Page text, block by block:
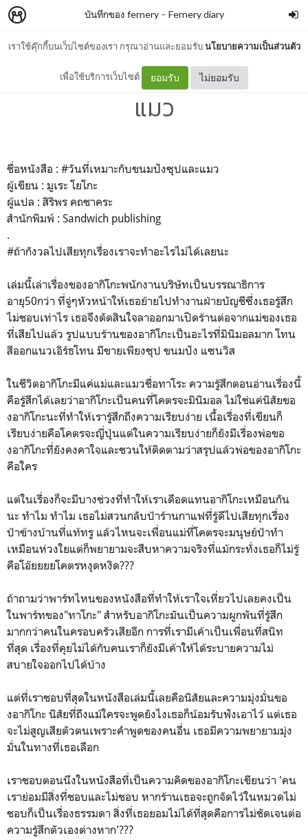
เราใช้คุ๊กกี้บนเว็บไซต์ของเรา กรุณาอ่านและยอมรับนโยบายความเป็นส่วนตัว
เพื่อใช้บริการเว็บไซต์ ยอมรับ ไม่ยอมรับ
บันทึกของ fernery– Fernery diary
วันที่เหมาะกับขนมปังซุปและ
แมว
ชื่อหนังสือ : #วันที่เหมาะกับขนมปังซุปและแมว
ผู้เขียน : มูเระ โยโกะ
ผู้แปล : สิริพร คถชาคระ
สำนักพิมพ์ : Sandwich publishing
.
#ถ้ากังวลไปเสียทุกเรื่องเราจะทำอะไรไม่ได้เลยนะ
เล่มนี้เล่าเรื่องของอากิโกะพนักงานบริษัทเป็นบรรณาธิการ
อายุ50กว่า ที่จู่ๆหัวหน้าให้เธอย้ายไปทำงานฝ่ายบัญชีซึ่งเธอรู้สึก
ไม่ชอบเท่าไร เธอจึงตัดสินใจลาออกมาเปิดร้านต่อจากแม่ของเธอ
ที่เสียไปแล้ว รูปแบบร้านของอากิโกะเป็นอะไรที่มินิมอลมาก โทน
สีออกแนวเอิร์ธโทน มีขายเพียงซุป ขนมปัง แซนวิส
ในชีวิตอากิโกะมีแค่แม่และแมวชื่อทาโระ ความรู้สึกตอนอ่านเรื่องนี้
คือรู้สึกได้เลยว่าอากิโกะเป็นคนที่โคตรจะมินิมอล ไม่ใช่แค่นิสัยขอ
งอากิโกะนะที่ทำให้เรารู้สึกถึงความเรียบง่าย เนื้อเรื่องที่เขียนก็
เรียบง่ายคือโคตรจะญี่ปุ่นแต่ในความเรียบง่ายก็ยังมีเรื่องพ่อขอ
งอากิโกะที่ยังคงคาใจและชวนให้ติดตามว่าสรุปแล้วพ่อของอากิโกะ
คือใคร
แต่ในเรื่องก็จะมีบางช่วงที่ทำให้เราเดือดแทนอากิโกะเหมือนกัน
นะ ทำไม ทำไม เธอไม่สวนกลับป้าร้านกาแฟที่รู้ดีไปเสียทุกเรื่อง
ป้าข้างบ้านที่แท้ทรู แล้วไหนจะเพื่อนแม่ที่โคตรจะมนุษย์ป้าทำ
เหมือนห่วงใยแต่ก็พยายามจะสืบหาความจริงที่แม้กระทั่งเธอก็ไม่รู้
คือโอ๊ยยยยโคตรหงุดหงิด???
ถ้าถามว่าพาร์ทไหนของหนังสือที่ทำให้เราใจเหี่ยวไปเลยคงเป็น
ในพาร์ทของ"ทาโกะ" สำหรับอากิโกะมันเป็นความผูกพันที่รู้สึก
มากกว่าคนในครอบครัวเสียอีก การที่เรามีเค้าเป็นเพื่อนที่สนิท
ที่สุด เรื่องที่คุยไม่ได้กับคนเราก็ยังมีเค้าให้ได้ระบายความไม่
สบายใจออกไปได้บ้าง
แต่ที่เราชอบที่สุดในหนังสือเล่มนี้เลยคือนิสัยและความมุ่งมั่นขอ
งอากิโกะ นิสัยที่ถึงแม้ใครจะพูดยังไงเธอก็น้อมรับฟังเอาไว้ แต่เธอ
จะไม่สูญเสียตัวตนเพราะคำพูดของคนอื่น เธอมีความพยายามมุ่ง
มั่นในทางที่เธอเลือก
เราชอบตอนนึงในหนังสือที่เป็นความคิดของอากิโกะเขียนว่า 'คน
เราย่อมมีสิ่งที่ชอบและไม่ชอบ หากร้านเธอจะถูกจัดไว้ในหมวดไม่
ชอบก็เป็นเรื่องธรรมดา สิ่งที่เธอยอมไม่ได้ที่สุดคือการไม่ชัดเจนต่อ
ความรู้สึกตัวเองต่างหาก'???